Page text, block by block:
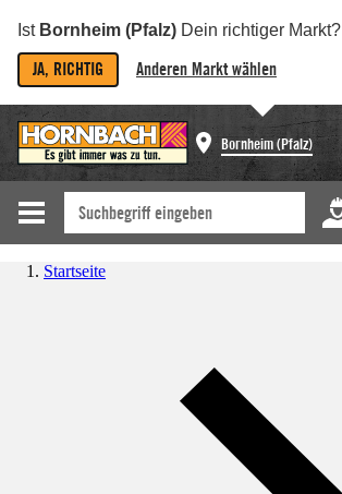
Ist Bornheim (Pfalz) Dein richtiger Markt?
JA, RICHTIG Anderen Markt wählen
Bornheim (Pfalz)
Startseite